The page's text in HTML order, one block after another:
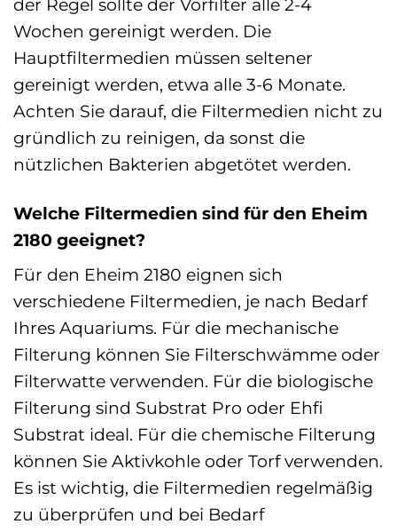
der Regel sollte der Vorfilter alle 2-4
Wochen gereinigt werden. Die
Hauptfiltermedien müssen seltener
gereinigt werden, etwa alle 3-6 Monate.
Achten Sie darauf, die Filtermedien nicht zu
gründlich zu reinigen, da sonst die
nützlichen Bakterien abgetötet werden.
Welche Filtermedien sind für den Eheim
2180 geeignet?
Für den Eheim 2180 eignen sich
verschiedene Filtermedien, je nach Bedarf
Ihres Aquariums. Für die mechanische
Filterung können Sie Filterschwämme oder
Filterwatte verwenden. Für die biologische
Filterung sind Substrat Pro oder Ehfi
Substrat ideal. Für die chemische Filterung
können Sie Aktivkohle oder Torf verwenden.
Es ist wichtig, die Filtermedien regelmäßig
zu überprüfen und bei Bedarf